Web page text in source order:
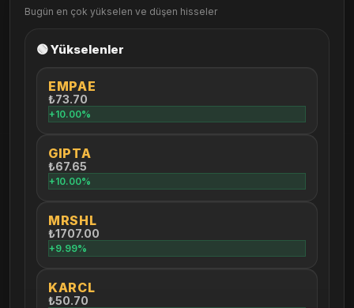
Bugün en çok yükselen ve düşen hisseler
🟢 Yükselenler
EMPAE
₺73.70
+10.00%
GIPTA
₺67.65
+10.00%
MRSHL
₺1707.00
+9.99%
KARCL
₺50.70